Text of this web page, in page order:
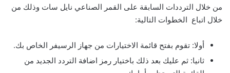
من خلال الترددات السابقة على القمر الصناعي نايل سات وذلك من
خلال اتباع الخطوات التالية:
أولا: تقوم بفتح قائمة الاختيارات من جهاز الرسيفر الخاص بك.
ثانيا: ثم عليك بعد ذلك باختيار رمز اضافة التردد الجديد من